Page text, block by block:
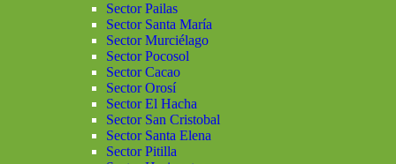
Sector Pailas
Sector Santa María
Sector Murciélago
Sector Pocosol
Sector Cacao
Sector Orosí
Sector El Hacha
Sector San Cristobal
Sector Santa Elena
Sector Pitilla